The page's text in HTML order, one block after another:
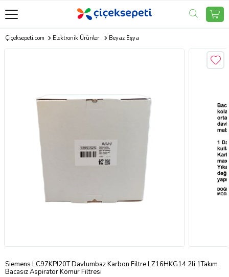
Çiçeksepeti.com Elektronik Ürünler Beyaz Eşya
Siemens LC97KPJ20T Davlumbaz Karbon Filtre LZ16HKG14 2li 1Takım
Bacasız Aspiratör Kömür Filtresi